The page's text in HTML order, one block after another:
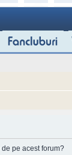
pe acest forum?